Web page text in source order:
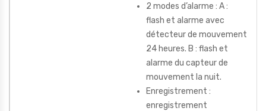
2 modes d’alarme : A :
flash et alarme avec
détecteur de mouvement
24 heures. B : flash et
alarme du capteur de
mouvement la nuit.
Enregistrement :
enregistrement